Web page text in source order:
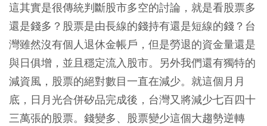
這其實是很傳統判斷股市多空的討論，就是看股票多
還是錢多？股票是由長線的錢持有還是短線的錢？台
灣雖然沒有個人退休金帳戶，但是勞退的資金量還是
與日俱增，並且穩定流入股市。另外我們還有獨特的
減資風，股票的絕對數目一直在減少。就這個月月
底，日月光合併矽品完成後，台灣又將減少七百四十
三萬張的股票。錢變多、股票變少這個大趨勢逆轉